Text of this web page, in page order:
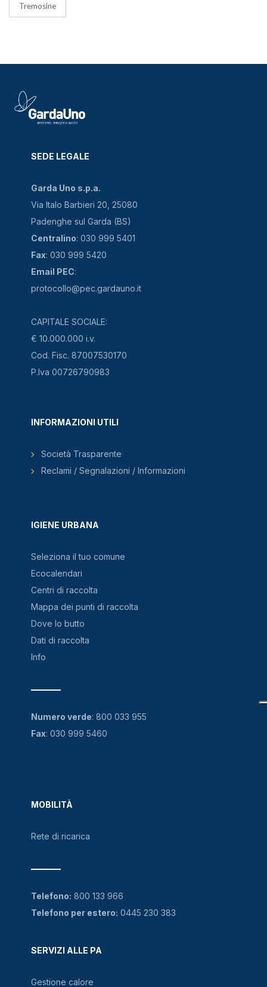
Tremosine
SEDE LEGALE
Garda Uno s.p.a.
Via Italo Barbieri 20, 25080
Padenghe sul Garda (BS)
Centralino: 030 999 5401
Fax: 030 999 5420
Email PEC:
protocollo@pec.gardauno.it
CAPITALE SOCIALE:
€ 10.000.000 i.v.
Cod. Fisc. 87007530170
P.Iva 00726790983
IGIENE URBANA
Seleziona il tuo comune
Ecocalendari
Centri di raccolta
Mappa dei punti di raccolta
Dove lo butto
Dati di raccolta
Info
MOBILITÀ
Rete di ricarica
SERVIZI ALLE PA
Gestione calore
INFORMAZIONI UTILI
Società Trasparente
Reclami / Segnalazioni / Informazioni
Numero verde: 800 033 955
Fax: 030 999 5460
Telefono: 800 133 966
Telefono per estero: 0445 230 383